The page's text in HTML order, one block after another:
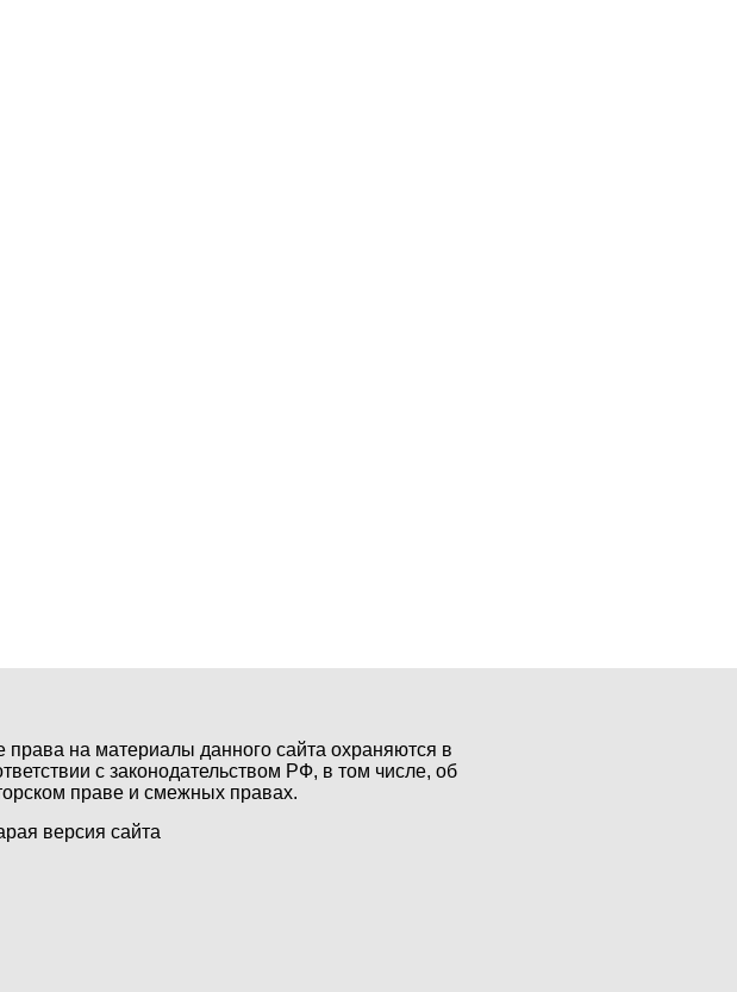
права на материалы данного сайта охраняются в
с законодательством РФ, в том числе, об
праве и смежных правах.
версия сайта